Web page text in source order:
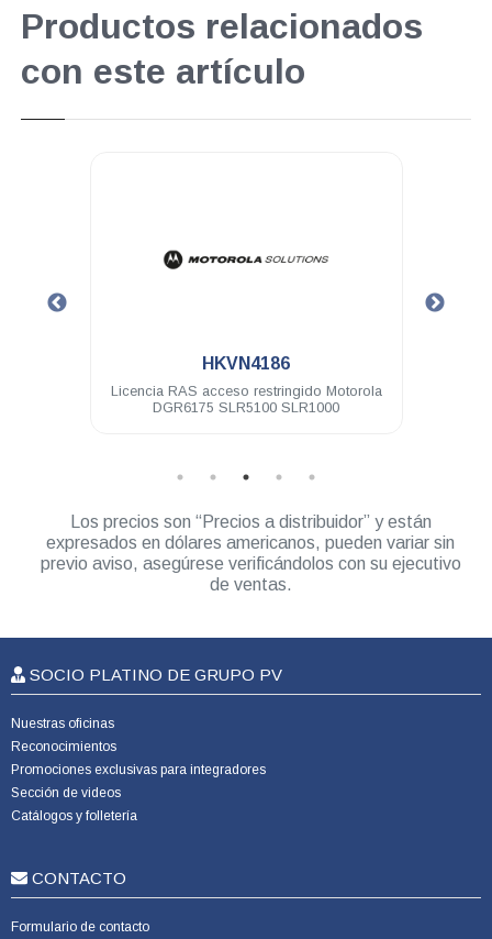
Productos relacionados
con este artículo
RAS acceso restringido Motorola
DGR6175 SLR5100 SLR1000
Licencia para
Los precios son “Precios a distribuidor” y están
expresados en dólares americanos, pueden variar sin
previo aviso, asegúrese verificándolos con su ejecutivo
de ventas.
SOCIO PLATINO DE GRUPO PV
Nuestras oficinas
Reconocimientos
Promociones exclusivas para integradores
Sección de videos
Catálogos y folletería
CONTACTO
Formulario de contacto